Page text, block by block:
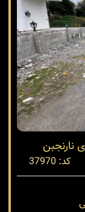
نارنجبن
کد: 37970